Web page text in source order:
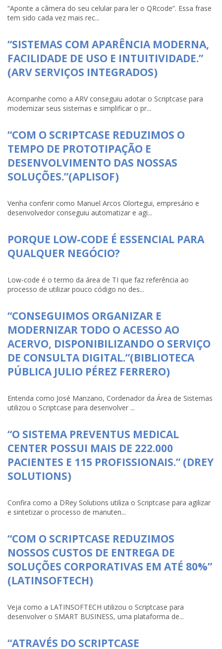
“Aponte a câmera do seu celular para ler o QRcode”. Essa frase
tem sido cada vez mais rec...
“SISTEMAS COM APARÊNCIA MODERNA,
FACILIDADE DE USO E INTUITIVIDADE.”
(ARV SERVIÇOS INTEGRADOS)
Acompanhe como a ARV conseguiu adotar o Scriptcase para
modernizar seus sistemas e simplificar o pr...
“COM O SCRIPTCASE REDUZIMOS O
TEMPO DE PROTOTIPAÇÃO E
DESENVOLVIMENTO DAS NOSSAS
SOLUÇÕES.”(APLISOF)
Venha conferir como Manuel Arcos Olortegui, empresário e
desenvolvedor conseguiu automatizar e agi...
PORQUE LOW-CODE É ESSENCIAL PARA
QUALQUER NEGÓCIO?
Low-code é o termo da área de TI que faz referência ao
processo de utilizar pouco código no des...
“CONSEGUIMOS ORGANIZAR E
MODERNIZAR TODO O ACESSO AO
ACERVO, DISPONIBILIZANDO O SERVIÇO
DE CONSULTA DIGITAL.”(BIBLIOTECA
PÚBLICA JULIO PÉREZ FERRERO)
Entenda como José Manzano, Cordenador da Área de Sistemas
utilizou o Scriptcase para desenvolver ...
“O SISTEMA PREVENTUS MEDICAL
CENTER POSSUI MAIS DE 222.000
PACIENTES E 115 PROFISSIONAIS.” (DREY
SOLUTIONS)
Confira como a DRey Solutions utiliza o Scriptcase para agilizar
e sintetizar o processo de manuten...
“COM O SCRIPTCASE REDUZIMOS
NOSSOS CUSTOS DE ENTREGA DE
SOLUÇÕES CORPORATIVAS EM ATÉ 80%”
(LATINSOFTECH)
Veja como a LATINSOFTECH utilizou o Scriptcase para
desenvolver o SMART BUSINESS, uma plataforma de...
“ATRAVÉS DO SCRIPTCASE